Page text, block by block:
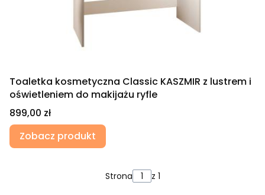
Toaletka kosmetyczna Classic KASZMIR z lustrem i
oświetleniem do makijażu ryfle
Cena
899,00 zł
Zobacz produkt
Strona z 1